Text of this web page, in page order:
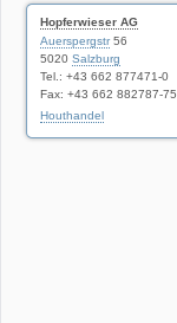
Hopferwieser AG
Auerspergstr56
5020 Salzburg
Tel.: +43 662 877471-0
Fax: +43 662 882787-75
Houthandel